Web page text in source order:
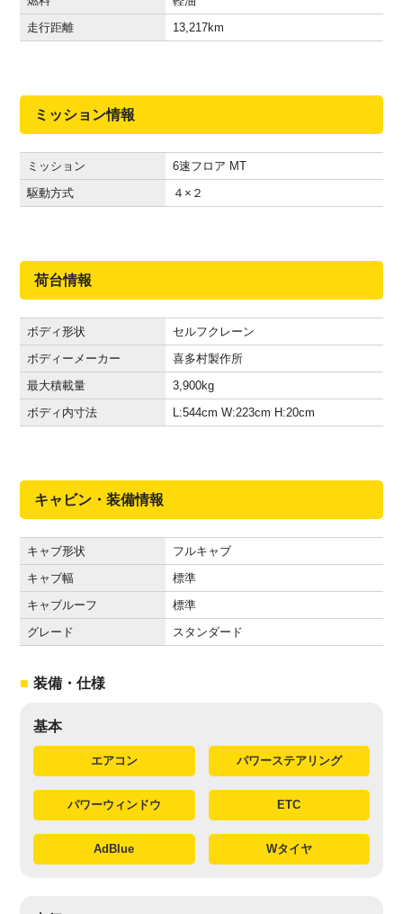
走行距離
13,217km
ミッション情報
ミッション
6速フロア MT
駆動方式
４×２
荷台情報
ボディ形状
セルフクレーン
ボディーメーカー
喜多村製作所
最大積載量
3,900kg
ボディ内寸法
L:544cm W:223cm H:20cm
キャビン・装備情報
キャブ形状
フルキャブ
キャブ幅
標準
キャブルーフ
標準
グレード
スタンダード
装備・仕様
基本
エアコン パワーステアリング
パワーウィンドウ ETC
AdBlue Wタイヤ